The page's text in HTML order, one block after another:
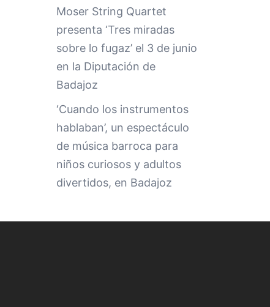
Moser String Quartet
presenta ‘Tres miradas
sobre lo fugaz’ el 3 de junio
en la Diputación de
Badajoz
‘Cuando los instrumentos
hablaban’, un espectáculo
de música barroca para
niños curiosos y adultos
divertidos, en Badajoz